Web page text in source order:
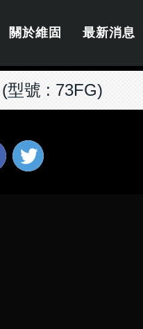
關於維固 最新消息
型號 : 73FG)